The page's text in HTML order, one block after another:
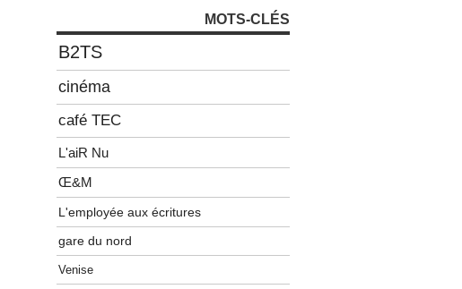
MOTS-CLÉS
B2TS
cinéma
café TEC
L'aiR Nu
Œ&M
L'employée aux écritures
gare du nord
Venise